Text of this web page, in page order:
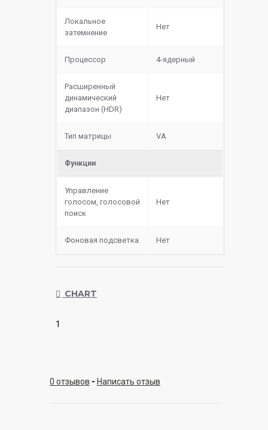
Локальное
затемнение
Нет
Процессор 4-ядерный
Расширенный
динамический
диапазон (HDR)
Нет
Тип матрицы VA
Функции
Управление
голосом, голосовой
поиск
Нет
Фоновая подсветка Нет
CHART
1
0 отзывов - Написать отзыв